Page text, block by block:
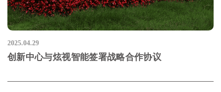
2025.04.29
创新中心与炫视智能签署战略合作协议